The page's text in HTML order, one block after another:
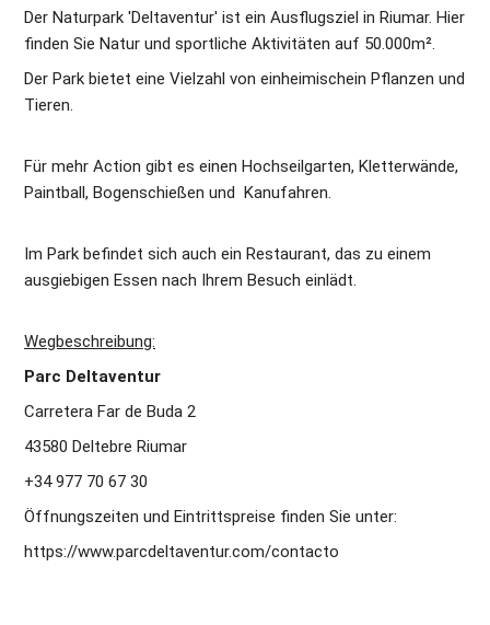
Der Naturpark 'Deltaventur' ist ein Ausflugsziel in Riumar. Hier
finden Sie Natur und sportliche Aktivitäten auf 50.000m².
Der Park bietet eine Vielzahl von einheimischein Pflanzen und
Tieren.
Für mehr Action gibt es einen Hochseilgarten, Kletterwände,
Paintball, Bogenschießen und  Kanufahren.
Im Park befindet sich auch ein Restaurant, das zu einem
ausgiebigen Essen nach Ihrem Besuch einlädt.
Wegbeschreibung:
Parc Deltaventur
Carretera Far de Buda 2
43580 Deltebre Riumar
+34 977 70 67 30
Öffnungszeiten und Eintrittspreise finden Sie unter:
https://www.parcdeltaventur.com/contacto